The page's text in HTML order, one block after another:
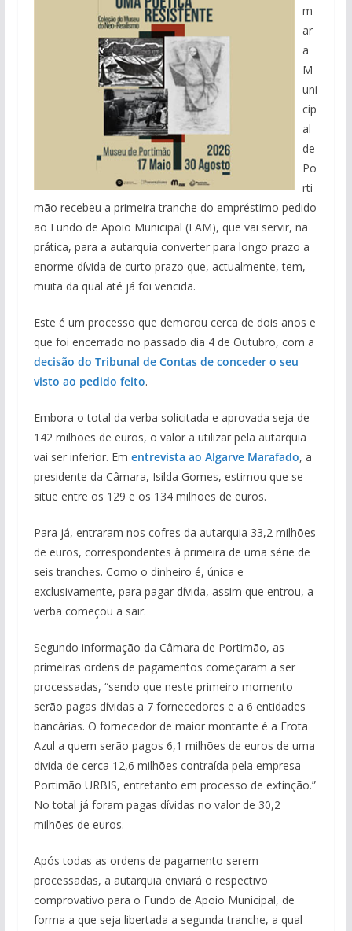
m
ar
a
M
uni
cip
al
de
Po
rti
mão recebeu a primeira tranche do empréstimo pedido
ao Fundo de Apoio Municipal (FAM), que vai servir, na
prática, para a autarquia converter para longo prazo a
enorme dívida de curto prazo que, actualmente, tem,
muita da qual até já foi vencida.
Este é um processo que demorou cerca de dois anos e
que foi encerrado no passado dia 4 de Outubro, com a
decisão do Tribunal de Contas de conceder o seu
visto ao pedido feito.
Embora o total da verba solicitada e aprovada seja de
142 milhões de euros, o valor a utilizar pela autarquia
vai ser inferior. Em entrevista ao Algarve Marafado, a
presidente da Câmara, Isilda Gomes, estimou que se
situe entre os 129 e os 134 milhões de euros.
Para já, entraram nos cofres da autarquia 33,2 milhões
de euros, correspondentes à primeira de uma série de
seis tranches. Como o dinheiro é, única e
exclusivamente, para pagar dívida, assim que entrou, a
verba começou a sair.
Segundo informação da Câmara de Portimão, as
primeiras ordens de pagamentos começaram a ser
processadas, “sendo que neste primeiro momento
serão pagas dívidas a 7 fornecedores e a 6 entidades
bancárias. O fornecedor de maior montante é a Frota
Azul a quem serão pagos 6,1 milhões de euros de uma
divida de cerca 12,6 milhões contraída pela empresa
Portimão URBIS, entretanto em processo de extinção.”
No total já foram pagas dívidas no valor de 30,2
milhões de euros.
Após todas as ordens de pagamento serem
processadas, a autarquia enviará o respectivo
comprovativo para o Fundo de Apoio Municipal, de
forma a que seja libertada a segunda tranche, a qual